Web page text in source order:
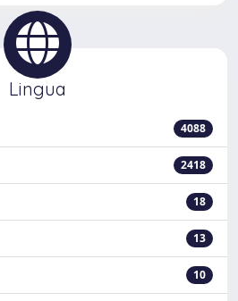
Lingua
4088
2418
18
13
10